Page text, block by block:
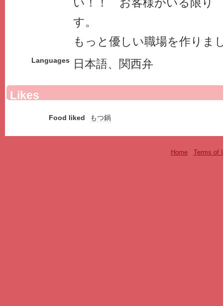
い！！ お客様がいる限り
す。
もっと優しい職場を作りま
Languages 日本語、関西弁
Likes
Food liked もつ鍋
Home- Terms of